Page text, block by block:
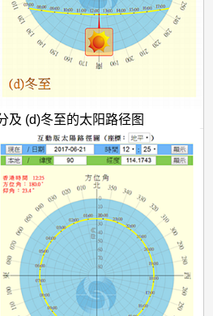
(d)冬至的太阳路径图